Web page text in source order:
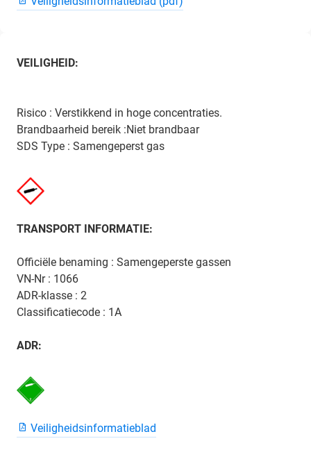
VEILIGHEID:
Risico : Verstikkend in hoge concentraties.
Brandbaarheid bereik :Niet brandbaar
SDS Type : Samengeperst gas
TRANSPORT INFORMATIE:
Officiële benaming : Samengeperste gassen
VN-Nr : 1066
ADR-klasse : 2
Classificatiecode : 1A
ADR:
Veiligheidsinformatieblad